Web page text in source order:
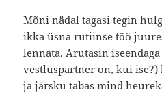
Mõni nädal tagasi tegin
ikka üsna rutiinse töö
lennata. Arutasin
vestluspartner on, kui
ja järsku tabas mind